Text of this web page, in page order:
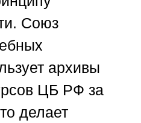
Союз
архивы
ЦБ РФ за
делает